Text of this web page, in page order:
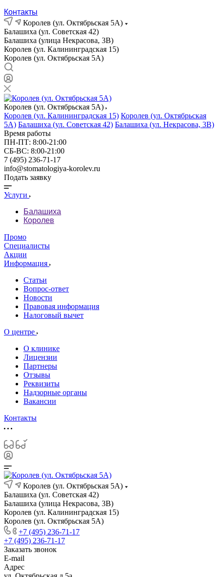
Контакты
Королев (ул. Октябрьская 5А)
Балашиха (ул. Советская 42)
Балашиха (улица Некрасова, 3В)
Королев (ул. Калининградская 15)
Королев (ул. Октябрьская 5А)
Королев (ул. Октябрьская 5А)
Королев (ул. Калининградская 15) Королев (ул. Октябрьская
5А) Балашиха (ул. Советская 42) Балашиха (ул. Некрасова, 3В)
Время работы
ПН-ПТ: 8:00-21:00
СБ-ВС: 8:00-21:00
7 (495) 236-71-17
info@stomatologiya-korolev.ru
Подать заявку
Услуги
Балашиха
Королев
Промо
Специалисты
Акции
Информация
Статьи
Вопрос-ответ
Новости
Правовая информация
Налоговый вычет
О центре
О клинике
Лицензии
Партнеры
Отзывы
Реквизиты
Надзорные органы
Вакансии
Контакты
Королев (ул. Октябрьская 5А)
Балашиха (ул. Советская 42)
Балашиха (улица Некрасова, 3В)
Королев (ул. Калининградская 15)
Королев (ул. Октябрьская 5А)
+7 (495) 236-71-17
+7 (495) 236-71-17
Заказать звонок
E-mail
Адрес